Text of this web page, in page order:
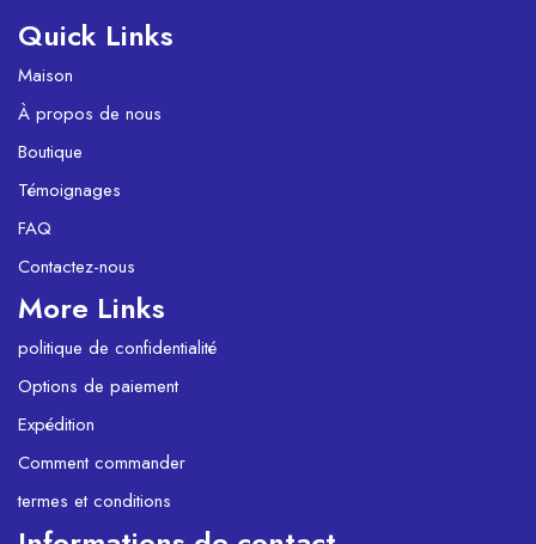
Quick Links
Maison
À propos de nous
Boutique
Témoignages
FAQ
Contactez-nous
More Links
politique de confidentialité
Options de paiement
Expédition
Comment commander
termes et conditions